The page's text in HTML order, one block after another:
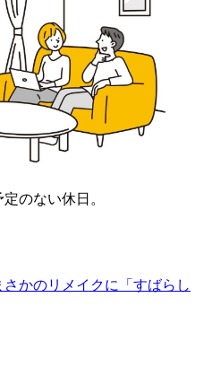
のない休日。
かのリメイクに「すばらし